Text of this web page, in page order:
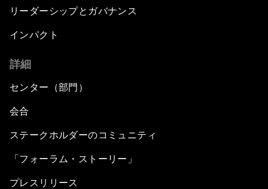
リーダーシップとガバナンス
インパクト
詳細
センター（部門）
会合
ステークホルダーのコミュニティ
「フォーラム・ストーリー」
プレスリリース